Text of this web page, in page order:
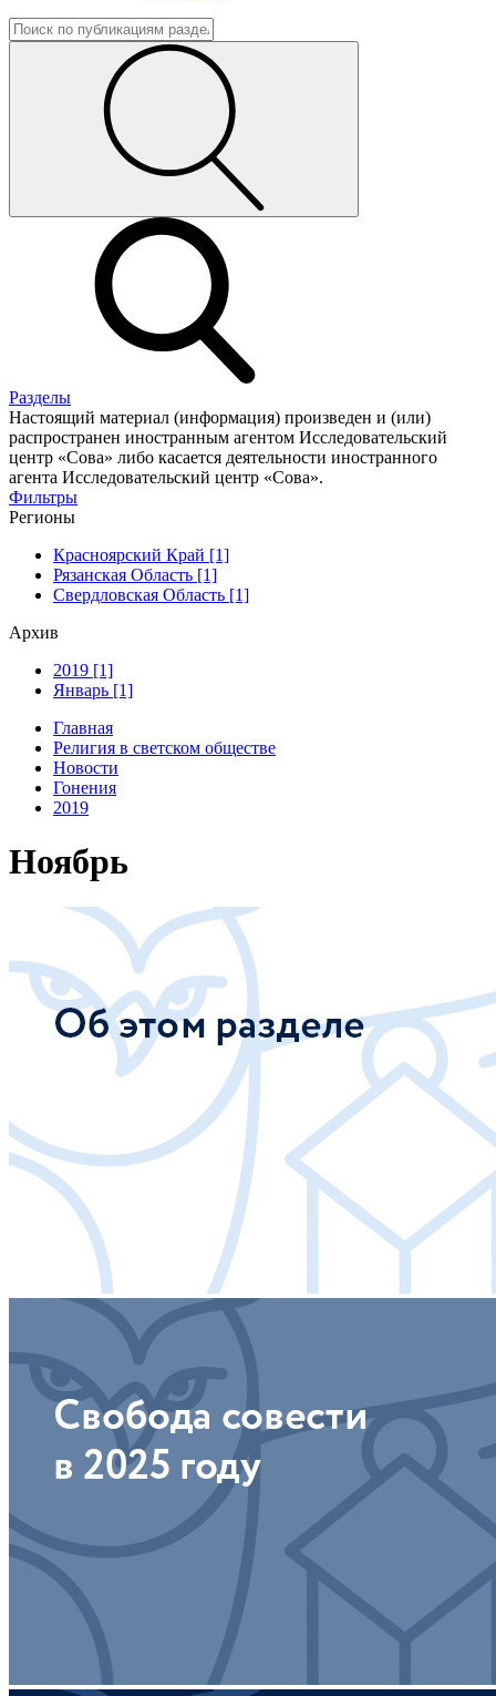
Разделы
Настоящий материал (информация) произведен и (или)
распространен иностранным агентом Исследовательский
центр «Сова» либо касается деятельности иностранного
агента Исследовательский центр «Сова».
Фильтры
Регионы
Красноярский Край [1]
Рязанская Область [1]
Свердловская Область [1]
Архив
2019 [1]
Январь [1]
Главная
Религия в светском обществе
Новости
Гонения
2019
Ноябрь